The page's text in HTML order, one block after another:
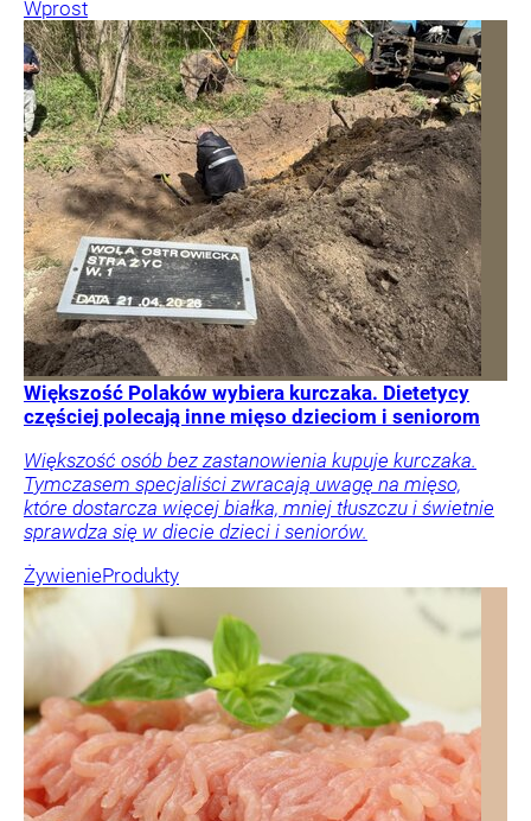
Wprost
Większość Polaków wybiera kurczaka. Dietetycy
częściej polecają inne mięso dzieciom i seniorom
Większość osób bez zastanowienia kupuje kurczaka.
Tymczasem specjaliści zwracają uwagę na mięso,
które dostarcza więcej białka, mniej tłuszczu i świetnie
sprawdza się w diecie dzieci i seniorów.
ŻywienieProdukty